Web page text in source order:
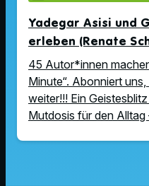
Yadegar Asisi und
erleben (Renate
45 Autor*innen
Minute“. Abonniert
weiter!!! Ein
Mutdosis für den